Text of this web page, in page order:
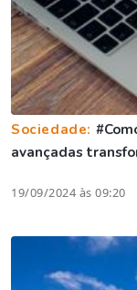
Sociedade:
avançadas
19/09/2024 às 09:20